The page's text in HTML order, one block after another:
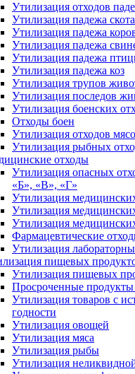
Утилизация отходов
Утилизация падежа скота
Утилизация падежа
Утилизация падежа
Утилизация падежа
Утилизация падежа коз
Утилизация трупов
Утилизация последов
Утилизация боенских
Отходы боен
Утилизация отходов
Утилизация рыбных
отходы
Утилизация опасных
«Б», «В», «Г»
Утилизация
Утилизация
Утилизация
Фармацевтические
Утилизация
пищевых
Утилизация пищевых
Просроченные
Утилизация товаров с
годности
Утилизация овощей
Утилизация мяса
Утилизация рыбы
Утилизация